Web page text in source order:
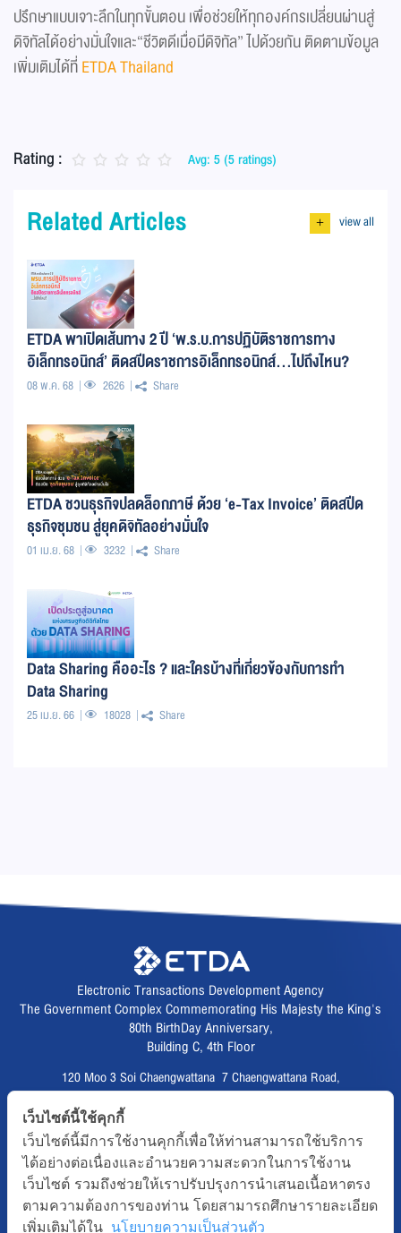
ปรึกษาแบบเจาะลึกในทุกขั้นตอน เพื่อช่วยให้ทุกองค์กรเปลี่ยนผ่านสู่
ดิจิทัลได้อย่างมั่นใจและ“ชีวิตดีเมื่อมีดิจิทัล” ไปด้วยกัน ติดตามข้อมูล
เพิ่มเติมได้ที่ETDA Thailand
Rating : Avg: 5 (5 ratings)
Related Articles + view all
ETDA พาเปิดเส้นทาง 2 ปี ‘พ.ร.บ.การปฏิบัติราชการทาง
อิเล็กทรอนิกส์’ ติดสปีดราชการอิเล็กทรอนิกส์...ไปถึงไหน?
08 พ.ค. 68 2626 Share
ETDA ชวนธุรกิจปลดล็อกภาษี ด้วย ‘e-Tax Invoice’ ติดสปีด
ธุรกิจชุมชน สู่ยุคดิจิทัลอย่างมั่นใจ
01 เม.ย. 68 3232 Share
Data Sharing คืออะไร ? และใครบ้างที่เกี่ยวข้องกับการทำ
Data Sharing
25 เม.ย. 66 18028 Share
Electronic Transactions Development Agency
The Government Complex Commemorating His Majesty the King's
80th BirthDay Anniversary,
Building C, 4th Floor
120 Moo 3 Soi Chaengwattana 7 Chaengwattana Road,
Fax :02 123 1200
CALL CENTER :
02 123 1234
email :info@etda.or.th
เว็บไซต์นี้ใช้คุกกี้
เว็บไซต์นี้มีการใช้งานคุกกี้เพื่อให้ท่านสามารถใช้บริการ
ได้อย่างต่อเนื่องและอำนวยความสะดวกในการใช้งาน
เว็บไซต์ รวมถึงช่วยให้เราปรับปรุงการนำเสนอเนื้อหาตรง
ตามความต้องการของท่าน โดยสามารถศึกษารายละเอียด
เพิ่มเติมได้ใน นโยบายความเป็นส่วนตัว